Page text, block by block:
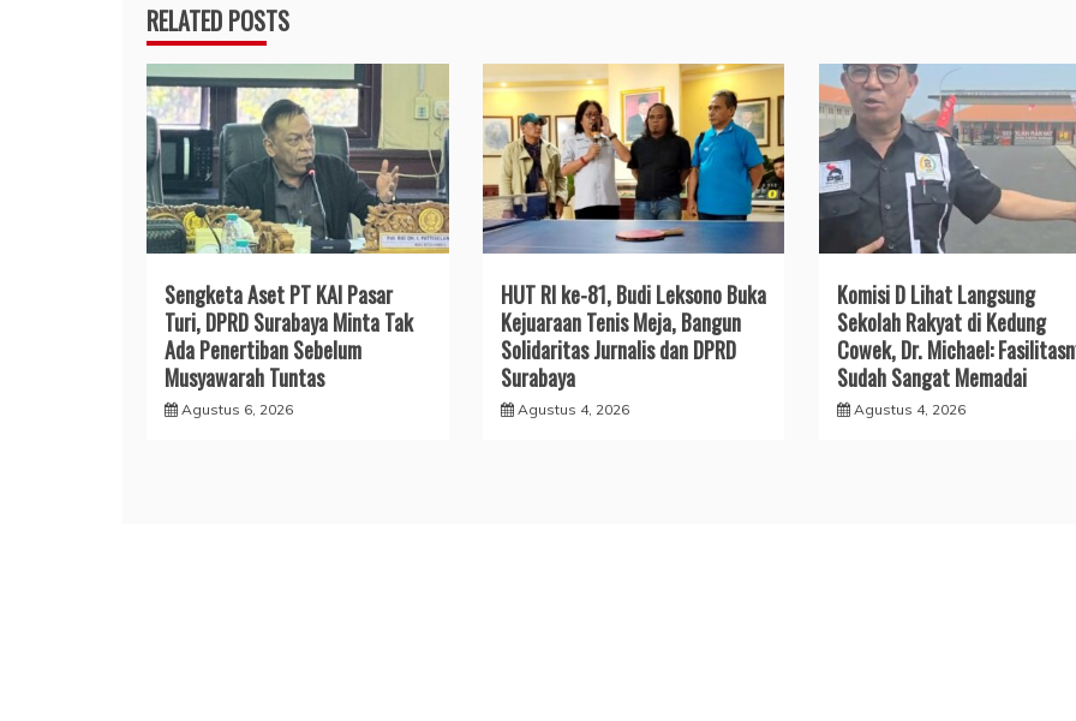
RELATED POSTS
Sengketa Aset PT KAI Pasar
Turi, DPRD Surabaya Minta Tak
Ada Penertiban Sebelum
Musyawarah Tuntas
Agustus 6, 2026
HUT RI ke-81, Budi Leksono Buka
Kejuaraan Tenis Meja, Bangun
Solidaritas Jurnalis dan DPRD
Surabaya
Agustus 4, 2026
Komisi D Lihat Langsung
Sekolah Rakyat di Kedung
Cowek, Dr. Michael:
Sudah Sangat Memadai
Agustus 4, 2026